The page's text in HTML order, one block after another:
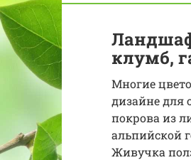
клумб,
Многие
дизайне для
покрова из
альпийской
Живучка